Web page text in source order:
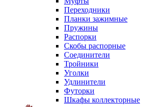
Переходники
Планки зажимные
Пружины
Распорки
Скобы распорные
Соединители
Тройники
Уголки
Удлинители
Футорки
Шкафы коллекторные